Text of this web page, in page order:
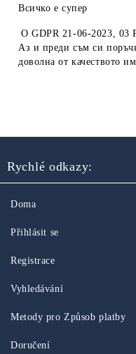
Всичко е супер
OGDPR 21-06-2023, 03
Аз и преди съм си
доволна от качеството
Rychlé odkazy:
Doma
Přihlásit se
Registrace
Vyhledávání
Metody pro Způsob platby
Doručení